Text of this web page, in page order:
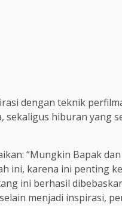
dengan teknik
hiburan yang
“Mungkin Bapak
ini, karena ini penting
ini berhasil
menjadi inspirasi,